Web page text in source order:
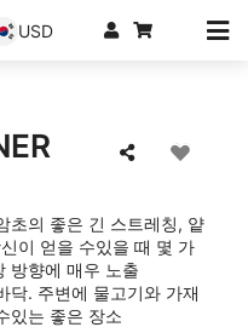
USD
초의 좋은 긴 스트레칭, 얕
이 얻을 수있을 때 몇 가
방향에 매우 노출
닥. 주변에 물고기와 가재
있는 좋은 장소